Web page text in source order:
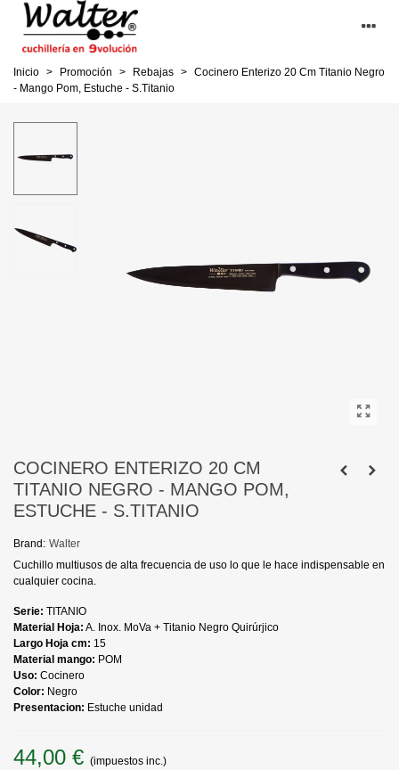
Inicio > Promoción > Rebajas > Cocinero Enterizo 20 Cm Titanio Negro
- Mango Pom, Estuche - S.Titanio
COCINERO ENTERIZO 20 CM
TITANIO NEGRO - MANGO POM,
ESTUCHE - S.TITANIO
Brand: Walter
Cuchillo multiusos de alta frecuencia de uso lo que le hace indispensable en
cualquier cocina.
Serie: TITANIO
Material Hoja: A. Inox. MoVa + Titanio Negro Quirúrjico
Largo Hoja cm: 15
Material mango: POM
Uso: Cocinero
Color: Negro
Presentacion: Estuche unidad
44,00 € (impuestos inc.)